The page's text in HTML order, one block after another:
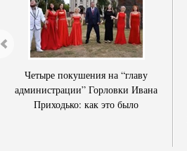
Четыре покушения на “главу
администрации” Горловки Ивана
Приходько: как это было